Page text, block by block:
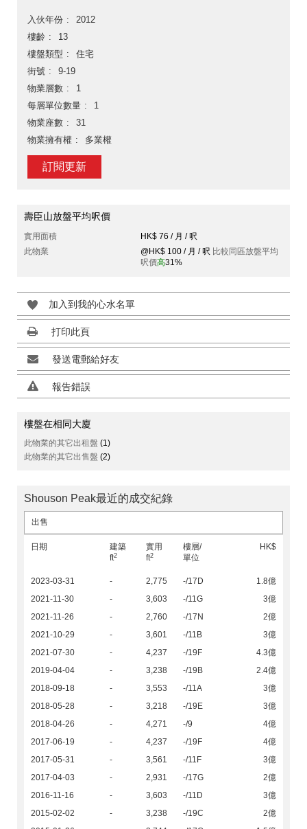
入伙年份
2012
樓齡
13
樓盤類型
住宅
街號
9-19
物業層數
1
每層單位數量
1
物業座數
31
物業擁有權
多業權
訂閱更新
壽臣山放盤平均呎價
實用面積
HK$ 76 / 月 / 呎
此物業
@HK$ 100 / 月 / 呎 比較同區放盤平均
呎價高31%
加入到我的心水名單
打印此頁
發送電郵給好友
報告錯誤
樓盤在相同大廈
此物業的其它出租盤 (1)
此物業的其它出售盤 (2)
Shouson Peak最近的成交紀錄
出售
日期
建築
ft2
實用
ft2
樓層/
單位
HK$
2023-03-31 - 2,775 -/17D
1.8億
2021-11-30
- 3,603 -/11G
3億
2021-11-26
- 2,760 -/17N
2億
2021-10-29
- 3,601 -/11B
3億
2021-07-30
- 4,237 -/19F
4.3億
2019-04-04
- 3,238 -/19B
2.4億
2018-09-18
- 3,553 -/11A
3億
2018-05-28
- 3,218 -/19E
3億
2018-04-26
- 4,271 -/9
4億
2017-06-19
- 4,237 -/19F
4億
2017-05-31
- 3,561 -/11F
3億
2017-04-03
- 2,931 -/17G
2億
2016-11-16
- 3,603 -/11D
3億
2015-02-02
- 3,238 -/19C
2億